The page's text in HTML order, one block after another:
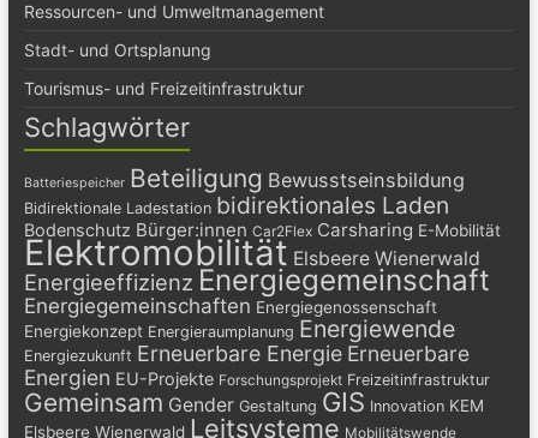
Ressourcen- und Umweltmanagement
Stadt- und Ortsplanung
Tourismus- und Freizeitinfrastruktur
Schlagwörter
Batteriespeicher Beteiligung Bewusstseinsbildung
Bidirektionale Ladestation bidirektionales Laden
Bodenschutz Bürger:innen Car2Flex Carsharing E-Mobilität
Elektromobilität Elsbeere Wienerwald
Energieeffizienz Energiegemeinschaft
Energiegemeinschaften Energiegenossenschaft
Energiekonzept Energieraumplanung Energiewende
Energiezukunft Erneuerbare Energie Erneuerbare
Energien EU-Projekte Forschungsprojekt Freizeitinfrastruktur
Gemeinsam Gender Gestaltung GIS Innovation KEM
Elsbeere Wienerwald Leitsysteme Mobilitätswende